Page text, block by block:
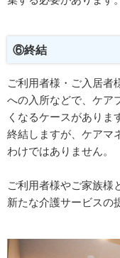
⑥終結
ご利用者様・ご入居者
への入所などで、ケア
くなるケースがありま
終結しますが、ケアマ
わけではありません。
ご利用者様やご家族様
新たな介護サービスの